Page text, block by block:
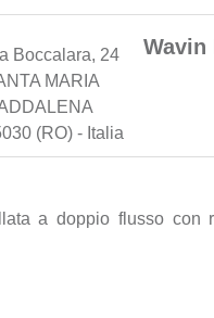
Wavin
Boccalara, 24
MARIA
(RO) - Italia
a doppio flusso con